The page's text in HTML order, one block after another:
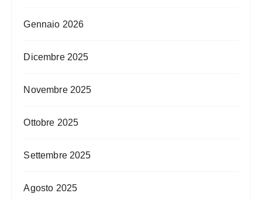
Gennaio 2026
Dicembre 2025
Novembre 2025
Ottobre 2025
Settembre 2025
Agosto 2025